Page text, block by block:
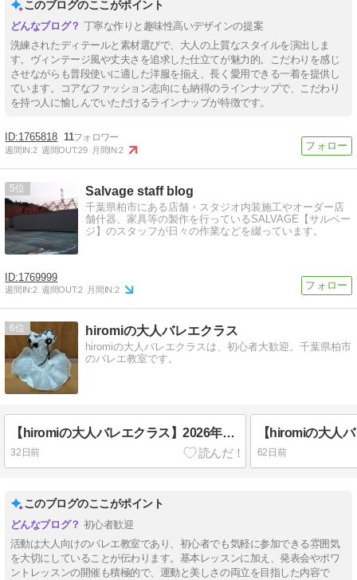
このブログのここがポイント
丁寧な作りと趣味性高いデザインの提案
洗練されたディテールと素材選びで、大人の上質なスタイルを演出しま
す。ヴィンテージ風や丈夫さを追求した仕立てが魅力的。こだわりを感じ
させながらも普段使いに適した洋服を揃え、長く愛用できる一着を提供し
ています。コアなファッション志向にも納得のラインナップで、こだわり
を持つ人に愉しんでいただけるラインナップが特徴です。
1765818 11
週間IN:2 週間OUT:29 月間IN:2
5 Salvage staff blog
千葉県柏市にある店舗・スタジオ内装施工やオーダー店
舗什器、家具等の製作を行っているSALVAGE【サルベー
ジ】のスタッフが日々の作業などを綴っています。
1769999
週間IN:2 週間OUT:2 月間IN:2
6 hiromiの大人バレエクラス
hiromiの大人バレエクラスは、初心者大歓迎。千葉県柏市
のバレエ教室です。
【hiromiの大人バレエクラス】2026年7月 屋内で体を鍛えられる 大人バレエは いかがでしょう。 [ 大人バレエ 柏 ］
32日前 62日前
このブログのここがポイント
初心者歓迎
活動は大人向けのバレエ教室であり、初心者でも気軽に参加できる雰囲気
を大切にしていることが伝わります。基本レッスンに加え、発表会やポワ
ントレッスンの開催も積極的で、運動と美しさの両立を目指した内容で